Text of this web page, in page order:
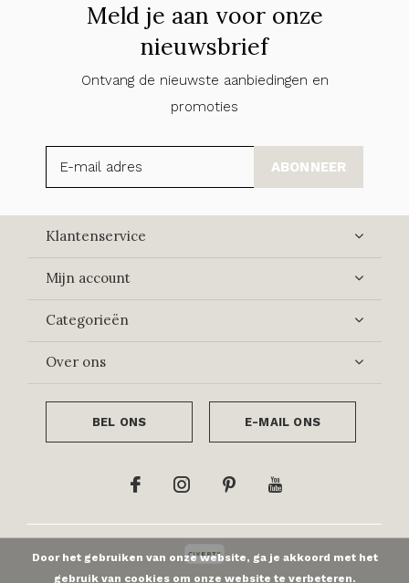
Meld je aan voor onze
nieuwsbrief
Ontvang de nieuwste aanbiedingen en
promoties
ABONNEER
Klantenservice
Mijn account
Categorieën
Over ons
BEL ONS E-MAIL ONS
Door het gebruiken van onze website, ga je akkoord met het
gebruik van cookies om onze website te verbeteren.